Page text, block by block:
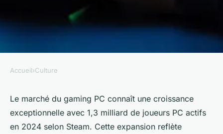
Les meilleures astuces pour
améliorer votre expérience de
Accueil›Culture
Le marché du gaming PC connaît une croissance
exceptionnelle avec 1,3 milliard de joueurs PC actifs
en 2024 selon Steam. Cette expansion reflète